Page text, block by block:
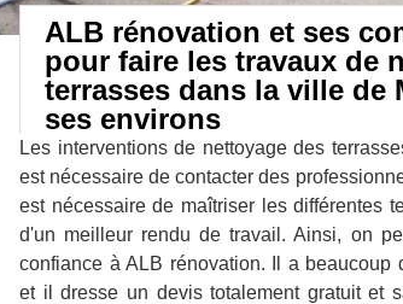
ALB rénovation et ses
pour faire les travaux de
terrasses dans la ville de
ses environs
Les interventions de nettoyage des
est nécessaire de contacter des
est nécessaire de maîtriser les différentes
d'un meilleur rendu de travail. Ainsi, on
confiance à ALB rénovation. Il a beaucoup
et il dresse un devis totalement gratuit et